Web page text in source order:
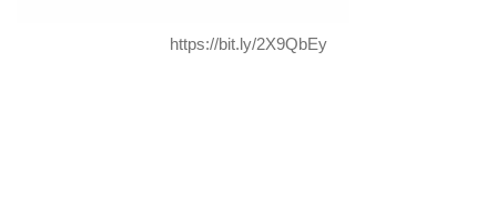
https://bit.ly/2X9QbEy